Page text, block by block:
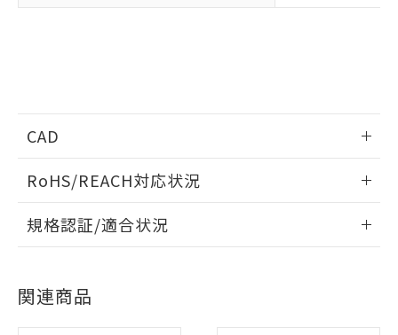
CAD
ログイン/会員登録いただくと、CADデータをダウンロー
ドすることができます。
RoHS/REACH対応状況
EU RoHS 注意事項・凡例
対応状況 ※1
規格認証/適合状況
No
関連商品